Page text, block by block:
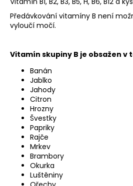
Předávkování vitamíny B není
vyloučí močí.
Vitamín skupiny B je obsažen v
Banán
Jablko
Jahody
Citron
Hrozny
Švestky
Papriky
Rajče
Mrkev
Brambory
Okurka
Luštěniny